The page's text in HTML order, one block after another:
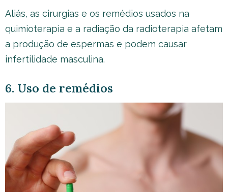
Aliás, as cirurgias e os remédios usados na
quimioterapia e a radiação da radioterapia afetam
a produção de espermas e podem causar
infertilidade masculina.
6. Uso de remédios